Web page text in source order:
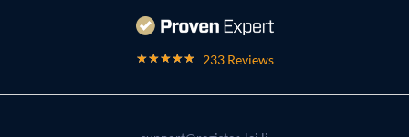
233 Reviews